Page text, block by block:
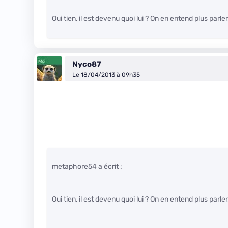
Oui tien, il est devenu quoi lui ? On en entend plus
Nyco87
Le 18/04/2013 à 09h35
metaphore54 a écrit :
Oui tien, il est devenu quoi lui ? On en entend plus